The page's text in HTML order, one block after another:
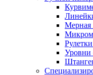
Мерная
Уровни